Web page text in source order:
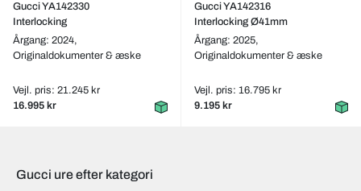
Gucci YA142330
Interlocking
Årgang: 2024,
Originaldokumenter & æske
Vejl. pris: 21.245 kr
16.995 kr
Gucci YA142316
Interlocking Ø41mm
Årgang: 2025,
Originaldokumenter & æske
Vejl. pris: 16.795 kr
9.195 kr
Gucci ure efter kategori